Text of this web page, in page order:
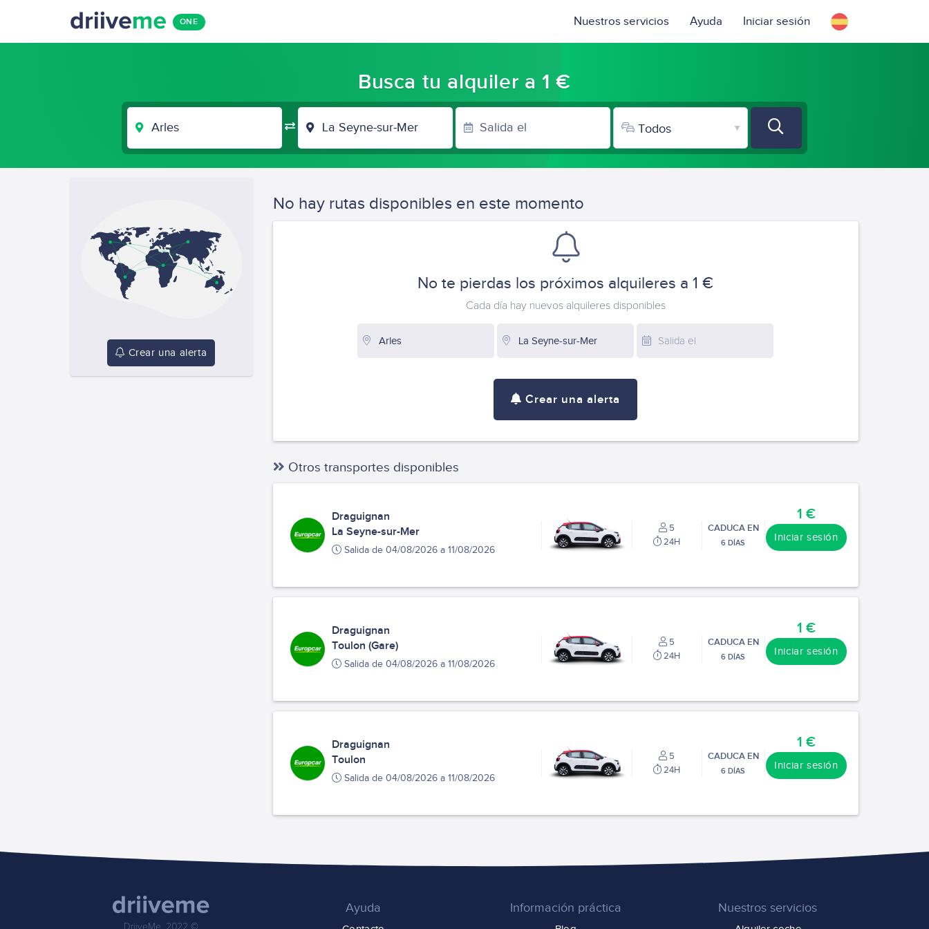
ONE Nuestros servicios Ayuda Iniciar sesión
Busca tu alquiler a 1 €
DE
Crear una alerta
No hay rutas disponibles en este momento
No te pierdas los próximos alquileres a 1 €
Cada día hay nuevos alquileres disponibles
Crear una alerta
Otros transportes disponibles
Draguignan
La Seyne-sur-Mer
Salida de 04/08/2026 a 11/08/2026
5
24H
CADUCA EN
6 DÍAS
1 €
Iniciar sesión
Draguignan
Toulon (Gare)
Salida de 04/08/2026 a 11/08/2026
5
24H
CADUCA EN
6 DÍAS
1 €
Iniciar sesión
Draguignan
Toulon
Salida de 04/08/2026 a 11/08/2026
5
24H
CADUCA EN
6 DÍAS
1 €
Iniciar sesión
DriiveMe, 2022 ©
Ayuda Información práctica Nuestros servicios